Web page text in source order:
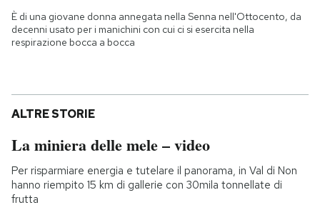
È di una giovane donna annegata nella Senna nell'Ottocento, da
decenni usato per i manichini con cui ci si esercita nella
respirazione bocca a bocca
ALTRE STORIE
La miniera delle mele – video
Per risparmiare energia e tutelare il panorama, in Val di Non
hanno riempito 15 km di gallerie con 30mila tonnellate di
frutta